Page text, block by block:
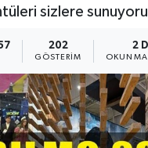
sizlere
202
GÖSTERIM
2
OKUNMA
Puan Durumu ve
Haberleri